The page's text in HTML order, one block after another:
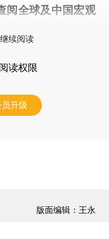
阅全球及中国宏观
续阅读
读权限
升级
版面编辑：王永